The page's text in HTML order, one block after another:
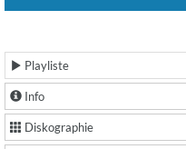
Playliste
Info
Diskographie